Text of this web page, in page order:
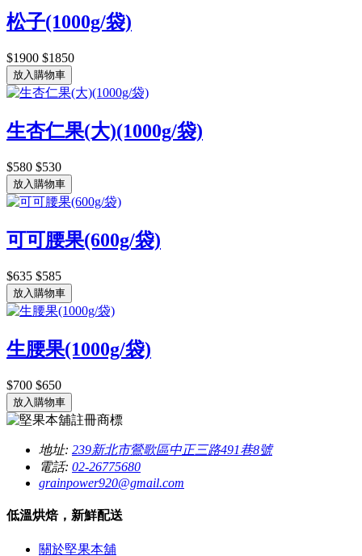
松子(1000g/袋)
$1900 $1850
放入購物車
生杏仁果(大)(1000g/袋)
$580 $530
放入購物車
可可腰果(600g/袋)
$635 $585
放入購物車
生腰果(1000g/袋)
$700 $650
放入購物車
地址: 239新北市鶯歌區中正三路491巷8號
電話: 02-26775680
grainpower920@gmail.com
低溫烘焙，新鮮配送
關於堅果本舖